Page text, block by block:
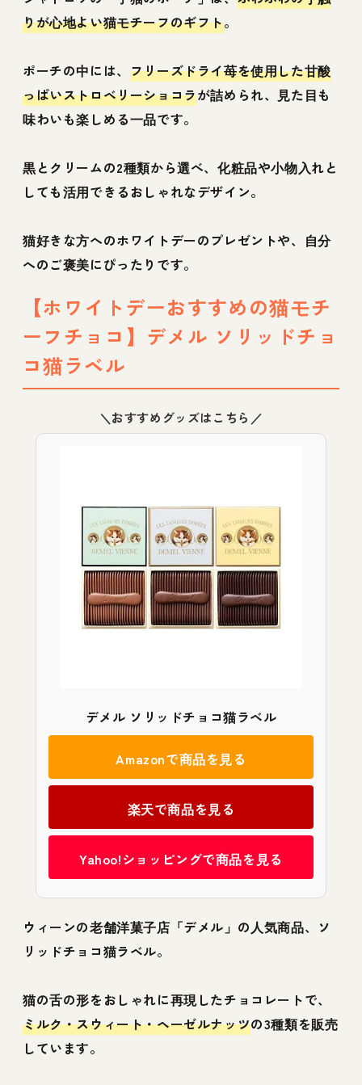
りが心地よい猫モチーフのギフト。
ポーチの中には、 フリーズドライ苺を使用した甘酸
っぱいストロベリーショコラが詰められ、見た目も
味わいも楽しめる一品です。
黒とクリームの2種類から選べ、化粧品や小物入れと
しても活用できるおしゃれなデザイン。
猫好きな方へのホワイトデーのプレゼントや、自分
へのご褒美にぴったりです。
【ホワイトデーおすすめの猫モチ
ーフチョコ】デメル ソリッドチョ
コ猫ラベル
＼おすすめグッズはこちら／
デメル ソリッドチョコ猫ラベル
Amazonで商品を見る
楽天で商品を見る
Yahoo!ショッピングで商品を見る
ウィーンの老舗洋菓子店「デメル」の人気商品、ソ
リッドチョコ猫ラベル。
猫の舌の形をおしゃれに再現したチョコレートで、
ミルク・スウィート・ヘーゼルナッツの3種類を販売
しています。